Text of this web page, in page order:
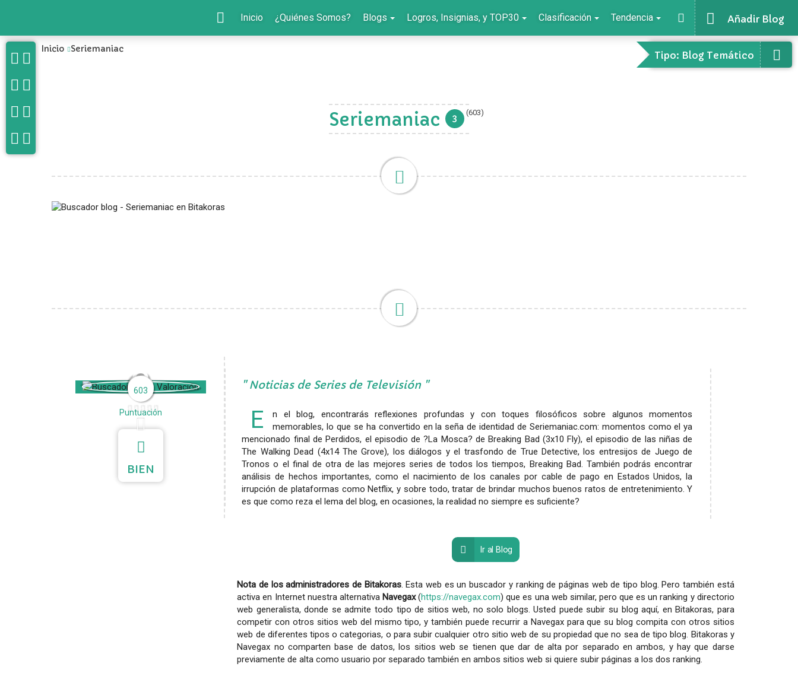
Añadir Blog
Inicio ¿Quiénes Somos? Blogs Logros, Insignias, y TOP30 Clasificación Tendencia
Tipo: Blog Temático
Inicio Seriemaniac
Seriemaniac 3 (603)
3
603
Puntuación
BIEN
Noticias de Series de Televisión
E
n el blog, encontrarás reflexiones profundas y con toques filosóficos sobre algunos momentos
memorables, lo que se ha convertido en la seña de identidad de Seriemaniac.com: momentos como el ya
mencionado final de Perdidos, el episodio de ?La Mosca? de Breaking Bad (3x10 Fly), el episodio de las niñas de
The Walking Dead (4x14 The Grove), los diálogos y el trasfondo de True Detective, los entresijos de Juego de
Tronos o el final de otra de las mejores series de todos los tiempos, Breaking Bad. También podrás encontrar
análisis de hechos importantes, como el nacimiento de los canales por cable de pago en Estados Unidos, la
irrupción de plataformas como Netflix, y sobre todo, tratar de brindar muchos buenos ratos de entretenimiento. Y
es que como reza el lema del blog, en ocasiones, la realidad no siempre es suficiente?
Ir al Blog
Nota de los administradores de Bitakoras. Esta web es un buscador y ranking de páginas web de tipo blog. Pero también está
activa en Internet nuestra alternativa Navegax(https://navegax.com) que es una web similar, pero que es un ranking y directorio
web generalista, donde se admite todo tipo de sitios web, no solo blogs. Usted puede subir su blog aquí, en Bitakoras, para
competir con otros sitios web del mismo tipo, y también puede recurrir a Navegax para que su blog compita con otros sitios
web de diferentes tipos o categorias, o para subir cualquier otro sitio web de su propiedad que no sea de tipo blog. Bitakoras y
Navegax no comparten base de datos, los sitios web se tienen que dar de alta por separado en ambos, y hay que darse
previamente de alta como usuario por separado también en ambos sitios web si quiere subir páginas a los dos ranking.